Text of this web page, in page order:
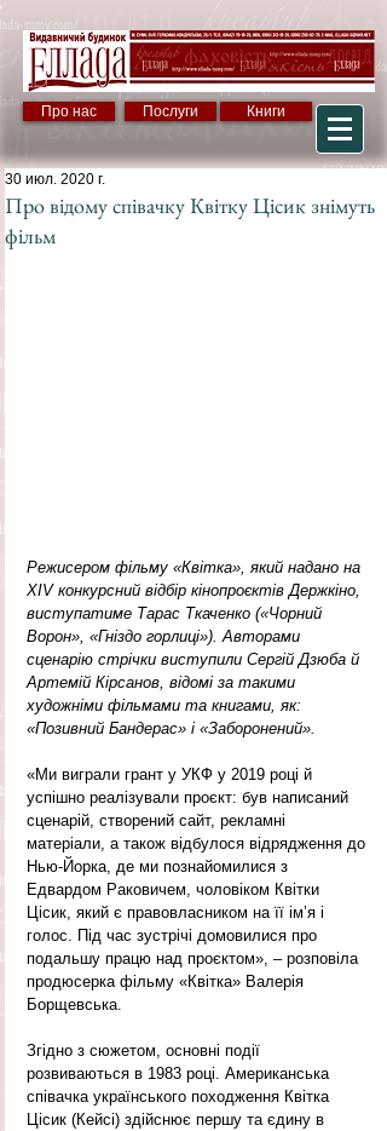
Про нас Послуги Книги
Про відому співачку Квітку Цісик знімуть
фільм
30 июл. 2020 г.
Режисером фільму «Квітка», який надано на
XIV конкурсний відбір кінопроєктів Держкіно,
виступатиме Тарас Ткаченко («Чорний
Ворон», «Гніздо горлиці»). Авторами
сценарію стрічки виступили Сергій Дзюба й
Артемій Кірсанов, відомі за такими
художніми фільмами та книгами, як:
«Позивний Бандерас» і «Заборонений».
«Ми виграли грант у УКФ у 2019 році й
успішно реалізували проєкт: був написаний
сценарій, створений сайт, рекламні
матеріали, а також відбулося відрядження до
Нью-Йорка, де ми познайомилися з
Едвардом Раковичем, чоловіком Квітки
Цісик, який є правовласником на її ім’я і
голос. Під час зустрічі домовилися про
подальшу працю над проєктом», – розповіла
продюсерка фільму «Квітка» Валерія
Борщевська.
Згідно з сюжетом, основні події
розвиваються в 1983 році. Американська
співачка українського походження Квітка
Цісик (Кейсі) здійснює першу та єдину в